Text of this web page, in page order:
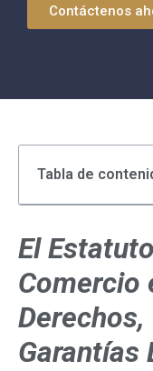
Contáctenos
Tabla de
El
Comercio
Garantías